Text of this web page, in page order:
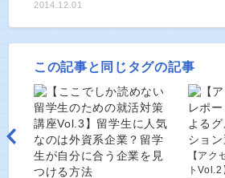
2014.12.01
この記事と同じタグの記事
【アク
ト